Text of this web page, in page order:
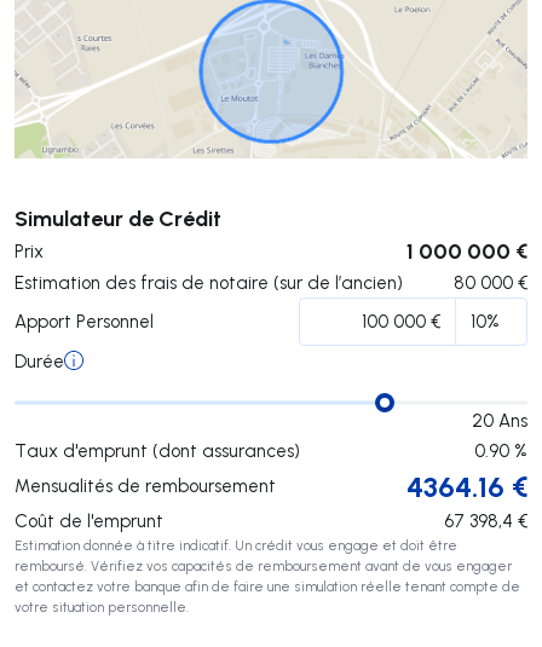
Simulateur de Crédit
Prix 1 000 000 €
Estimation des frais de notaire (sur de l’ancien) 80 000 €
Apport Personnel
Durée
20 Ans
Taux d'emprunt (dont assurances)
0.90 %
Mensualités de remboursement
4364.16 €
Coût de l'emprunt 67 398,4 €
Estimation donnée à titre indicatif. Un crédit vous engage et doit être
remboursé. Vérifiez vos capacités de remboursement avant de vous engager
et contactez votre banque afin de faire une simulation réelle tenant compte de
votre situation personnelle.
Soumettre